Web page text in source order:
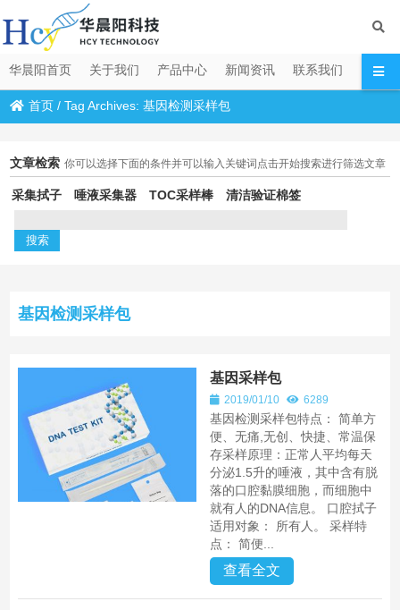
华晨阳首页 关于我们 产品中心 新闻资讯 联系我们
首页 /Tag Archives: 基因检测采样包
文章检索 你可以选择下面的条件并可以输入关键词点击开始搜索进行筛选文章
采集拭子 唾液采集器 TOC采样棒 清洁验证棉签
基因检测采样包
基因采样包
2019/01/10 6289
基因检测采样包特点： 简单方
便、无痛,无创、快捷、常温保
存采样原理：正常人平均每天
分泌1.5升的唾液，其中含有脱
落的口腔黏膜细胞，而细胞中
就有人的DNA信息。 口腔拭子
适用对象： 所有人。 采样特
点： 简便...
查看全文